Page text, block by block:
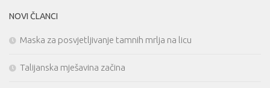
NOVI ČLANCI
Maska za posvjetljivanje tamnih mrlja na licu
Talijanska mješavina začina